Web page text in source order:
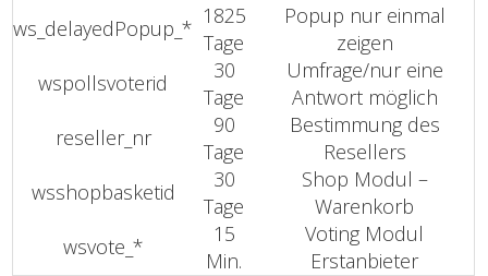
ws_delayedPopup_* 1825
Tage
Popup nur einmal
zeigen
wspollsvoterid
30
Tage
Umfrage/nur eine
Antwort möglich
reseller_nr
90
Tage
Bestimmung des
Resellers
wsshopbasketid
30
Tage
Shop Modul –
Warenkorb
wsvote_*
15
Min.
Voting Modul
Erstanbieter